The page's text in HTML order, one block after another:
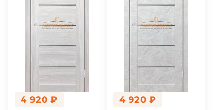
4 920 ₽ 4 920 ₽